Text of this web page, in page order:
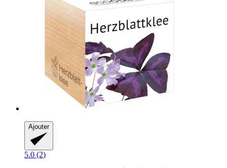
Ajouter
5.0 (2)